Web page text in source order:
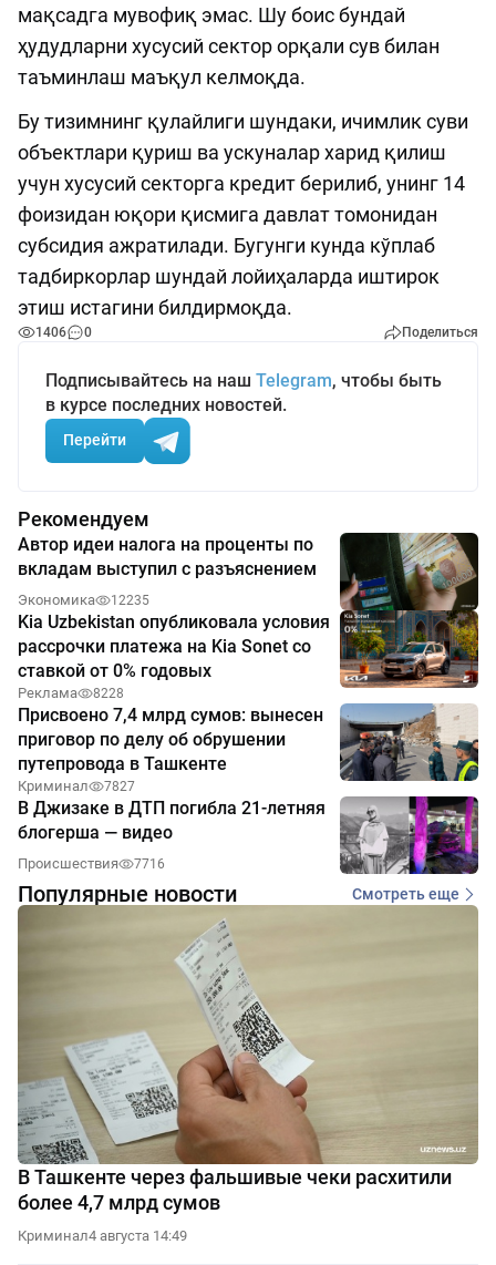
мақсадга мувофиқ эмас. Шу боис бундай
ҳудудларни хусусий сектор орқали сув билан
таъминлаш маъқул келмоқда.
Бу тизимнинг қулайлиги шундаки, ичимлик суви
объектлари қуриш ва ускуналар харид қилиш
учун хусусий секторга кредит берилиб, унинг 14
фоизидан юқори қисмига давлат томонидан
субсидия ажратилади. Бугунги кунда кўплаб
тадбиркорлар шундай лойиҳаларда иштирок
этиш истагини билдирмоқда.
1406 0 Поделиться
Подписывайтесь на наш Telegram, чтобы быть
в курсе последних новостей.
Перейти
Рекомендуем
Автор идеи налога на проценты по
вкладам выступил с разъяснением
Экономика 12235
Kia Uzbekistan опубликовала условия
рассрочки платежа на Kia Sonet со
ставкой от 0% годовых
Реклама 8228
Присвоено 7,4 млрд сумов: вынесен
приговор по делу об обрушении
путепровода в Ташкенте
Криминал 7827
В Джизаке в ДТП погибла 21-летняя
блогерша — видео
Происшествия 7716
Популярные новости Смотреть еще
В Ташкенте через фальшивые чеки расхитили
более 4,7 млрд сумов
Криминал4 августа 14:49